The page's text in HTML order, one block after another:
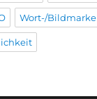
Wort-/Bildmarke